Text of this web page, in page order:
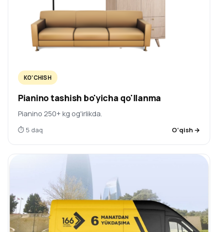
KO‘CHISH
Pianino tashish bo'yicha qo'llanma
Pianino 250+ kg og'irlikda.
⏱ 5 daq O‘qish →